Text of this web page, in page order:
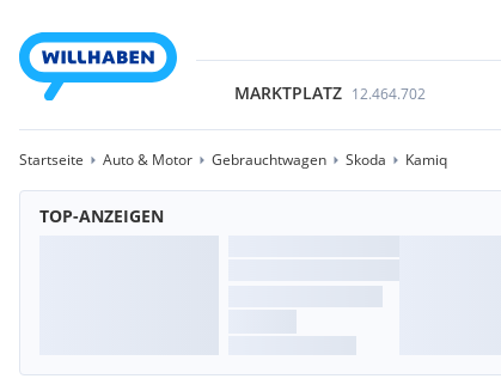
MARKTPLATZ 12.464.702
Startseite Auto & Motor Gebrauchtwagen Skoda Kamiq
TOP-ANZEIGEN